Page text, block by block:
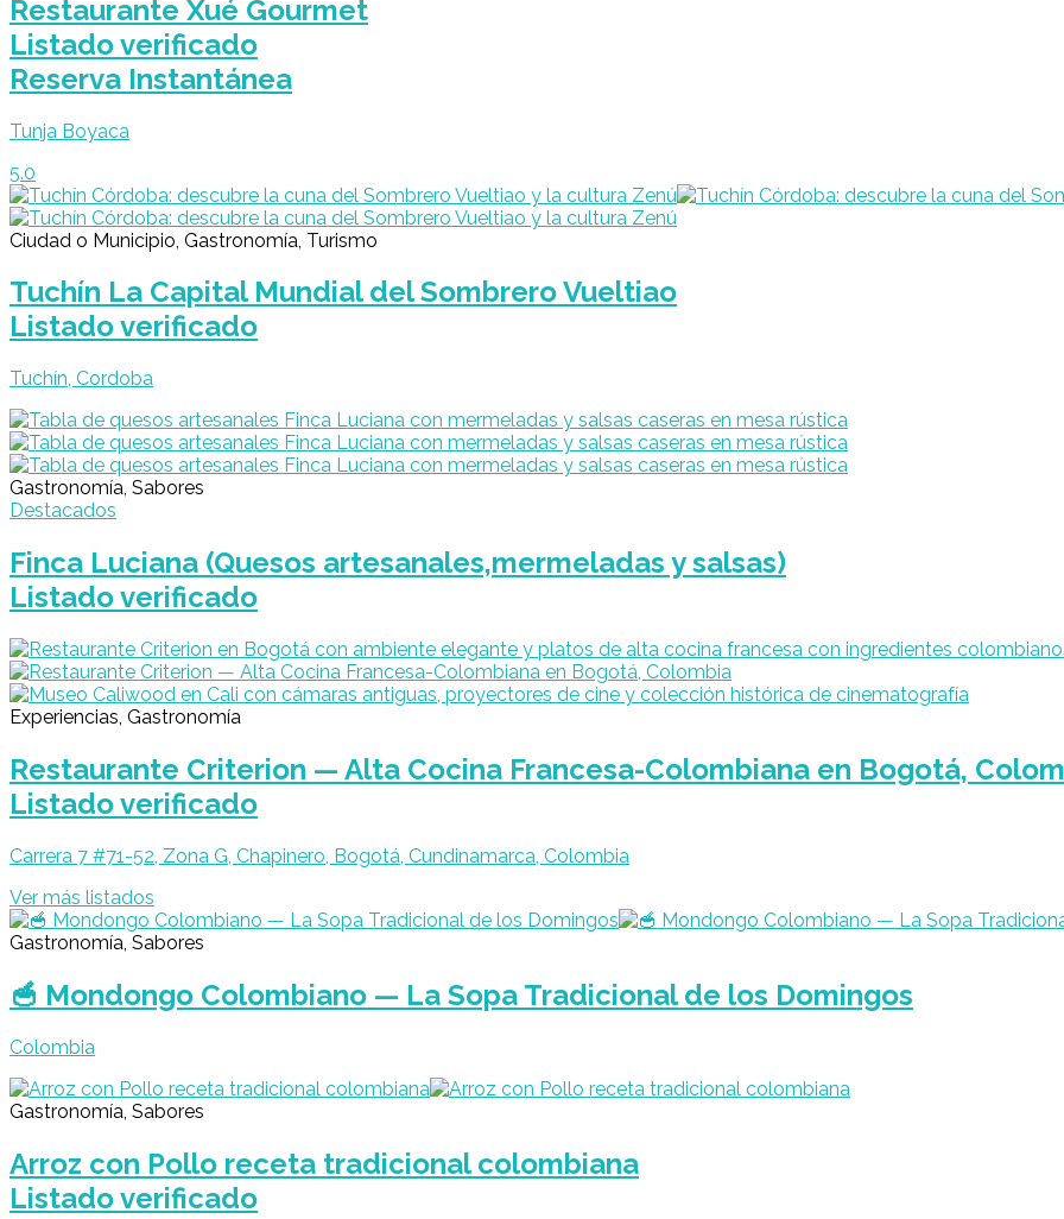
Restaurante Xué Gourmet
Listado verificado
Reserva Instantánea
Tunja Boyaca
5.0
Ciudad o Municipio, Gastronomía, Turismo
Tuchín La Capital Mundial del Sombrero Vueltiao
Listado verificado
Tuchín, Cordoba
Gastronomía, Sabores
Destacados
Finca Luciana (Quesos artesanales,mermeladas y salsas)
Listado verificado
Experiencias, Gastronomía
Restaurante Criterion — Alta Cocina Francesa-Colombiana en Bogotá,
Listado verificado
Carrera 7 #71-52, Zona G, Chapinero, Bogotá, Cundinamarca, Colombia
Ver más listados
Gastronomía, Sabores
🥣 Mondongo Colombiano — La Sopa Tradicional de los Domingos
Colombia
Gastronomía, Sabores
Arroz con Pollo receta tradicional colombiana
Listado verificado